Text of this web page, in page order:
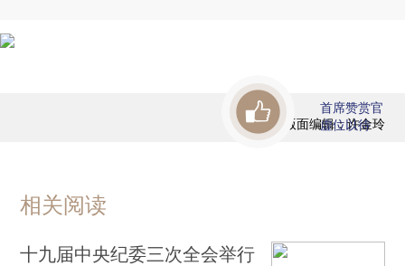
版面编辑：许金玲
首席赞赏官
虚位以待
相关阅读
十九届中央纪委三次全会举行